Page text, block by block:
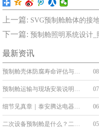
上一篇: SVG预制舱舱体的接
下一篇: 预制舱照明系统设计_
最新资讯
预制舱壳体防腐寿命评估与维护
预制舱运输与现场安装说明：吊装、就位与接口连接
细节见真章｜泰安腾达电器：把“线缆艺术”刻进预制舱的基因里
二次设备预制舱是什么？二次舱的应用和优势